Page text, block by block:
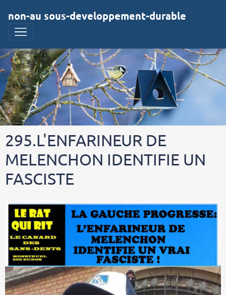
non-au sous-developpement-durable
295.L'ENFARINEUR DE
MELENCHON IDENTIFIE UN
FASCISTE